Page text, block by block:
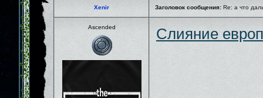
Xenir Заголовок сообщения: Re: а что
Ascended Слияние